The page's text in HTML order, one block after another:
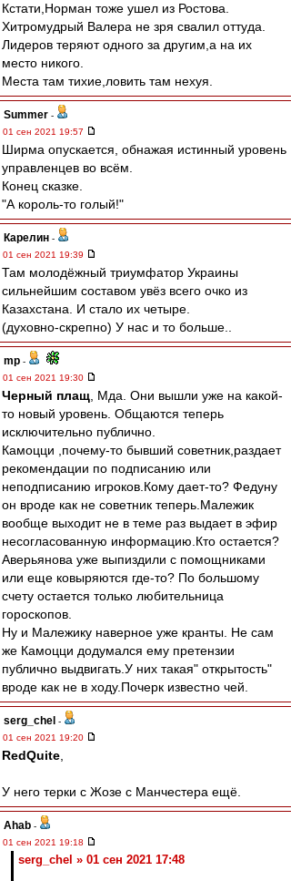
Кстати,Норман тоже ушел из Ростова.
Хитромудрый Валера не зря свалил оттуда.
Лидеров теряют одного за другим,а на их
место никого.
Места там тихие,ловить там нехуя.
Summer -
01 сен 2021 19:57
Ширма опускается, обнажая истинный уровень
управленцев во всём.
Конец сказке.
"А король-то голый!"
Карелин -
01 сен 2021 19:39
Там молодёжный триумфатор Украины
сильнейшим составом увёз всего очко из
Казахстана. И стало их четыре.
(духовно-скрепно) У нас и то больше..
mp -
01 сен 2021 19:30
Черный плащ , Мда. Они вышли уже на какой-
то новый уровень. Общаются теперь
исключительно публично.
Камоцци ,почему-то бывший советник,раздает
рекомендации по подписанию или
неподписанию игроков.Кому дает-то? Федуну
он вроде как не советник теперь.Малежик
вообще выходит не в теме раз выдает в эфир
несогласованную информацию.Кто остается?
Аверьянова уже выпиздили с помощниками
или еще ковыряются где-то? По большому
счету остается только любительница
гороскопов.
Ну и Малежику наверное уже кранты. Не сам
же Камоцци додумался ему претензии
публично выдвигать.У них такая" открытость"
вроде как не в ходу.Почерк известно чей.
serg_chel -
01 сен 2021 19:20
RedQuite
У него терки с Жозе с Манчестера ещё.
Ahab -
01 сен 2021 19:18
serg_chel » 01 сен 2021 17:48